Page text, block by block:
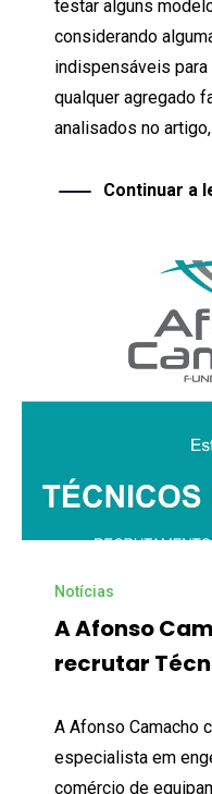
testar alguns
considerando
indispensáveis
qualquer agregado
analisados no
Continuar a
Notícias
A Afonso
recrutar
A Afonso Camacho
especialista em
comércio de